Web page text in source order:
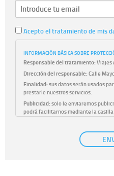
Acepto el tratamiento de mis
INFORMACIÓN BÁSICA SOBRE
Responsable del tratamiento:Viajes
Dirección del responsable:Calle
Finalidad:sus datos serán usados
prestarle nuestros servicios.
Publicidad:solo le enviaremos
podrá facilitarnos mediante la
únicamente
previo, que podrá facilitarnos